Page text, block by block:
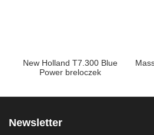
New Holland T7.300 Blue
Power breloczek
Newsletter